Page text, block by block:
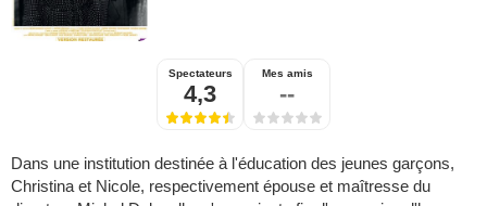
Spectateurs
4,3
Mes amis
--
Dans une institution destinée à l'éducation des jeunes garçons,
Christina et Nicole, respectivement épouse et maîtresse du